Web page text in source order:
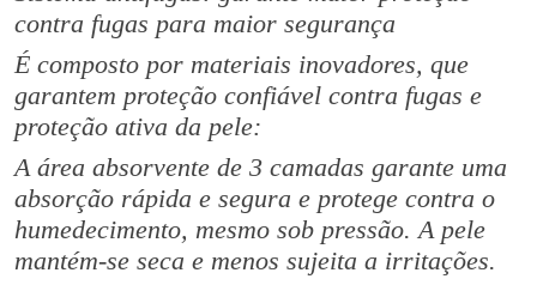
o
t
a
contra fugas para maior segurança
É composto por materiais inovadores, que
garantem proteção confiável contra fugas e
proteção ativa da pele:
A área absorvente de 3 camadas garante uma
absorção rápida e segura e protege contra o
humedecimento, mesmo sob pressão. A pele
mantém-se seca e menos sujeita a irritações.